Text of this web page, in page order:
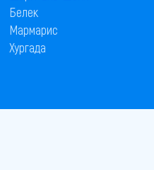
Белек
Мармарис
Хургада